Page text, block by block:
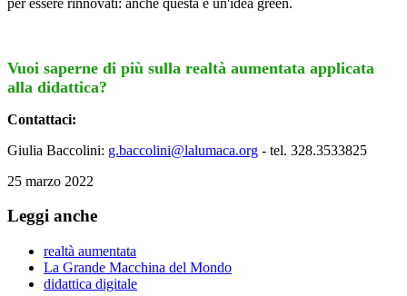
Vuoi saperne di più sulla realtà aumentata applicata
alla didattica?
Contattaci:
Giulia Baccolini: g.baccolini@lalumaca.org - tel. 328.3533825
25 marzo 2022
Leggi anche
realtà aumentata
La Grande Macchina del Mondo
didattica digitale